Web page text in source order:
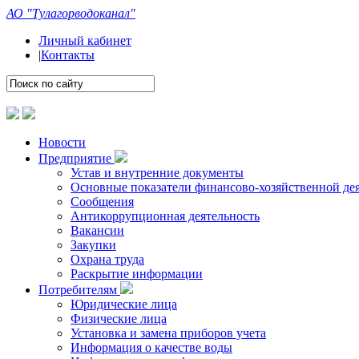
АО "Тулагорводоканал"
Личный кабинет
|Контакты
Новости
Предприятие
Устав и внутренние документы
Основные показатели финансово-хозяйственной
Сообщения
Антикоррупционная деятельность
Вакансии
Закупки
Охрана труда
Раскрытие информации
Потребителям
Юридические лица
Физические лица
Установка и замена приборов учета
Информация о качестве воды